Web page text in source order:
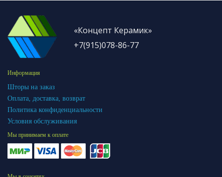
«Концепт Керамик»
+7(915)078-86-77
Информация
Шторы на заказ
Оплата, доставка, возврат
Политика конфиденциальности
Условия обслуживания
Мы принимаем к оплате